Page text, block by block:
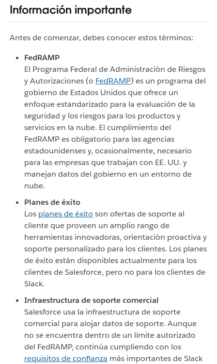
Información importante
Antes de comenzar, debes conocer estos términos:
FedRAMP
El Programa Federal de Administración de Riesgos
y Autorizaciones (o FedRAMP) es un programa del
gobierno de Estados Unidos que ofrece un
enfoque estandarizado para la evaluación de la
seguridad y los riesgos para los productos y
servicios en la nube. El cumplimiento del
FedRAMP es obligatorio para las agencias
estadounidenses y, ocasionalmente, necesario
para las empresas que trabajan con EE. UU. y
manejan datos del gobierno en un entorno de
nube.
Planes de éxito
Los planes de éxito son ofertas de soporte al
cliente que proveen un amplio rango de
herramientas innovadoras, orientación proactiva y
soporte personalizado para los clientes. Los planes
de éxito están disponibles actualmente para los
clientes de Salesforce, pero no para los clientes de
Slack.
Infraestructura de soporte comercial
Salesforce usa la infraestructura de soporte
comercial para alojar datos de soporte. Aunque
no se encuentra dentro de un límite autorizado
del FedRAMP, continúa cumpliendo con los
requisitos de confianza más importantes de Slack